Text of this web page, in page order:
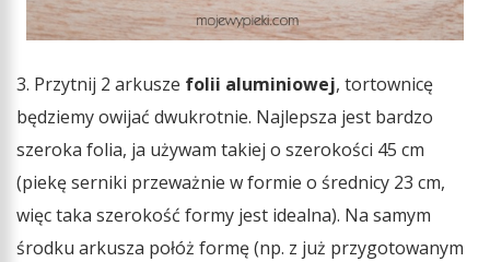
3. Przytnij 2 arkusze folii aluminiowej, tortownicę
będziemy owijać dwukrotnie. Najlepsza jest bardzo
szeroka folia, ja używam takiej o szerokości 45 cm
(piekę serniki przeważnie w formie o średnicy 23 cm,
więc taka szerokość formy jest idealna). Na samym
środku arkusza połóż formę (np. z już przygotowanym